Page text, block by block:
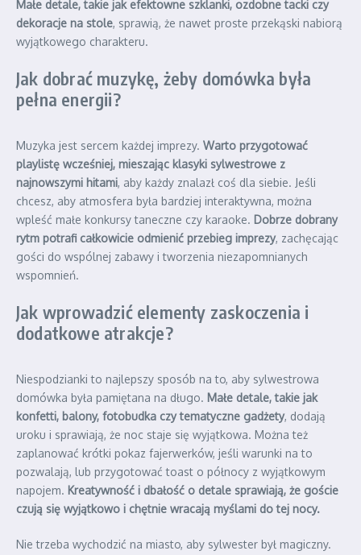
Małe detale, takie jak efektowne szklanki, ozdobne tacki czy
dekoracje na stole, sprawią, że nawet proste przekąski nabiorą
wyjątkowego charakteru.
Jak dobrać muzykę, żeby domówka była
pełna energii?
Muzyka jest sercem każdej imprezy. Warto przygotować
playlistę wcześniej, mieszając klasyki sylwestrowe z
najnowszymi hitami, aby każdy znalazł coś dla siebie. Jeśli
chcesz, aby atmosfera była bardziej interaktywna, można
wpleść małe konkursy taneczne czy karaoke. Dobrze dobrany
rytm potrafi całkowicie odmienić przebieg imprezy, zachęcając
gości do wspólnej zabawy i tworzenia niezapomnianych
wspomnień.
Jak wprowadzić elementy zaskoczenia i
dodatkowe atrakcje?
Niespodzianki to najlepszy sposób na to, aby sylwestrowa
domówka była pamiętana na długo. Małe detale, takie jak
konfetti, balony, fotobudka czy tematyczne gadżety, dodają
uroku i sprawiają, że noc staje się wyjątkowa. Można też
zaplanować krótki pokaz fajerwerków, jeśli warunki na to
pozwalają, lub przygotować toast o północy z wyjątkowym
napojem. Kreatywność i dbałość o detale sprawiają, że goście
czują się wyjątkowo i chętnie wracają myślami do tej nocy.
Nie trzeba wychodzić na miasto, aby sylwester był magiczny.